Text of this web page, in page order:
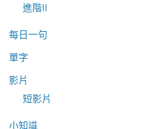
進階II
每日一句
單字
影片
短影片
小知識